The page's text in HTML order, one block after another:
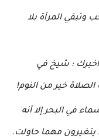
المرآة بلا
أخبرك : شيخ في
خير من النوم!
في البحر إلا أنه
مهما حاولت.